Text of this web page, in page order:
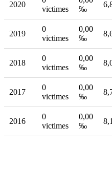
2020
victimes
‰
2019
0
victimes
0,00
‰
2018
0
victimes
0,00
‰
2017
0
victimes
0,00
‰
2016
0
victimes
0,00
‰